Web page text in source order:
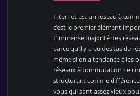
Internet est un réseau à
c’est le premier élément
L’immense majorité des
parce qu’il y a eu des tas de
même si on a tendance à les
réseaux à commutation de
structurant comme
vous qui sont assez vieux